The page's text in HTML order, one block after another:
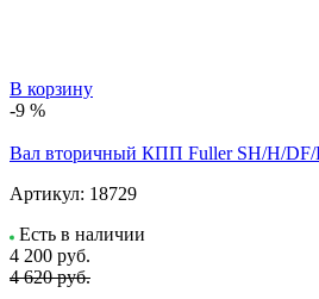
В корзину
-9 %
Вал вторичный КПП Fuller SH/H/DF/
Артикул: 18729
Есть в наличии
4 200 руб.
4 620 руб.